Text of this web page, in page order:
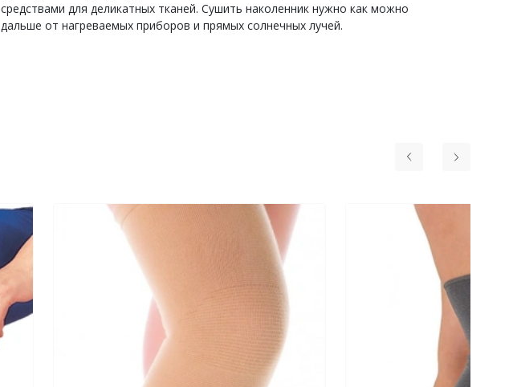
средствами для деликатных тканей. Сушить наколенник нужно как можно
дальше от нагреваемых приборов и прямых солнечных лучей.